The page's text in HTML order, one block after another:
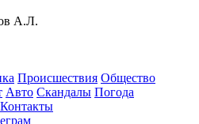
А.Л.
Происшествия Общество
Авто Скандалы Погода
Контакты